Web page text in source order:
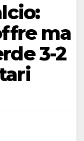
ma
3-2